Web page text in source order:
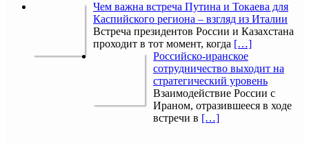
Чем важна встреча Путина и Токаева для
Каспийского региона – взгляд из Италии
Встреча президентов России и Казахстана
проходит в тот момент, когда […]
Российско-иранское
сотрудничество выходит на
стратегический уровень
Взаимодействие России с
Ираном, отразившееся в ходе
встречи в […]